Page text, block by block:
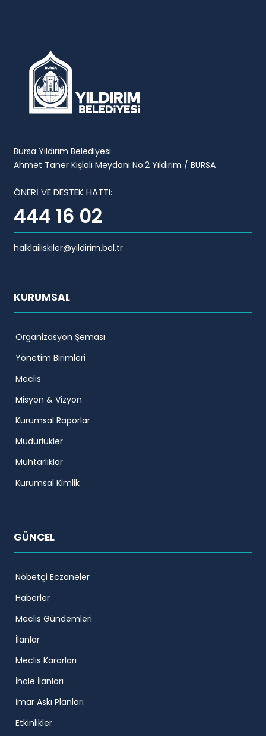
Bursa Yıldırım Belediyesi
Ahmet Taner Kışlalı Meydanı No:2 Yıldırım / BURSA
ÖNERİ VE DESTEK HATTI:
444 16 02
halklailiskiler@yildirim.bel.tr
KURUMSAL
Organizasyon Şeması
Yönetim Birimleri
Meclis
Misyon & Vizyon
Kurumsal Raporlar
Müdürlükler
Muhtarlıklar
Kurumsal Kimlik
GÜNCEL
Nöbetçi Eczaneler
Haberler
Meclis Gündemleri
İlanlar
Meclis Kararları
İhale İlanları
İmar Askı Planları
Etkinlikler